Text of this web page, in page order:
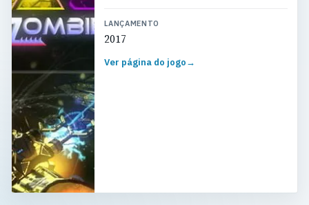
LANÇAMENTO
2017
Ver página do jogo→